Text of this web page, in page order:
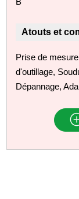
Atouts et
Prise de
d'outillage,
Dépannage,